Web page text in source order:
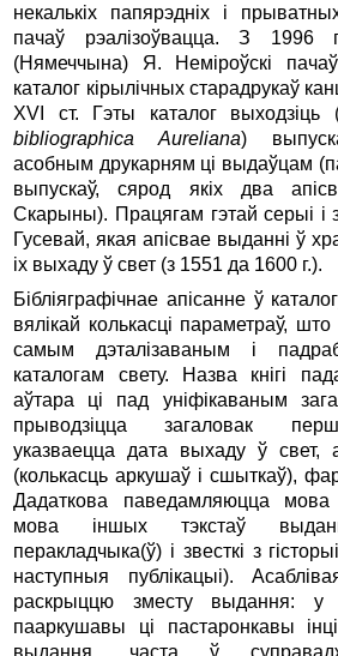
некалькіх папярэдніх і
пачаў рэалізоўвацца. З 1996
(Нямеччына) Я. Неміроўскі
каталог кірылічных старадрукаў
XVI ст. Гэты каталог выходзіць
bibliographica Aure­liana)
асобным друкарням ці выдаўцам
выпускаў, сярод якіх два
Скарыны). Працягам гэтай серыі і
Гусевай, якая апісвае выданні ў
іх выхаду ў свет (з 1551 да 1600 г.).
Бібліяграфічнае апісанне ў
вялікай колькасці параметраў,
самым дэталізаваным і
каталогам свету. Назва кнігі
аўтара ці пад уніфікаваным
прыводзіцца загаловак
указваецца дата выхаду ў свет,
(колькасць аркушаў і сшыткаў),
Дадаткова паведамляюцца мова
мова іншых тэкстаў
перакладчыка(ў) і звесткі з
наступныя публікацыі).
раскрыццю зместу выдання: у
пааркушавы ці пастаронкавы
выдання, часта ў